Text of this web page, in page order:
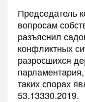
Председатель
вопросам
разъяснил
конфликтных
разросшихся
таких спорах
53.13330.2019.